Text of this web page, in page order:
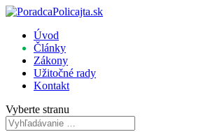
Úvod
Články
Zákony
Užitočné rady
Kontakt
Vyberte stranu